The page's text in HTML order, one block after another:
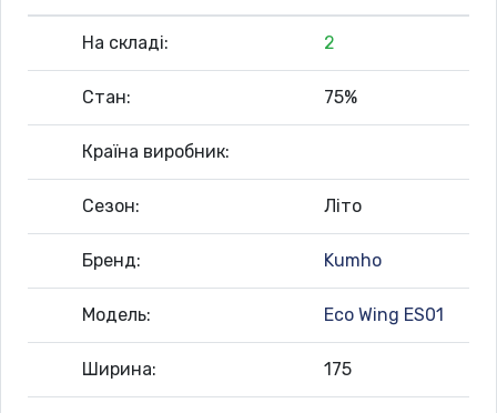
На складі: 2
Стан: 75%
Країна виробник:
Сезон: Літо
Бренд: Kumho
Модель: Eco Wing ES01
Ширина: 175